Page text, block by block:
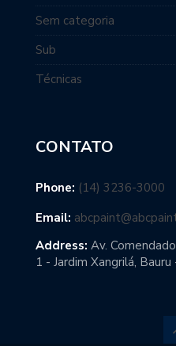
Sem categoria
Sub
Técnicas
CONTATO
Phone: (14) 3236-3000
Email:
Address: Av.
1 - Jardim Xangrilá,